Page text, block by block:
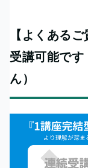
【よくある
受講可能で
ん）